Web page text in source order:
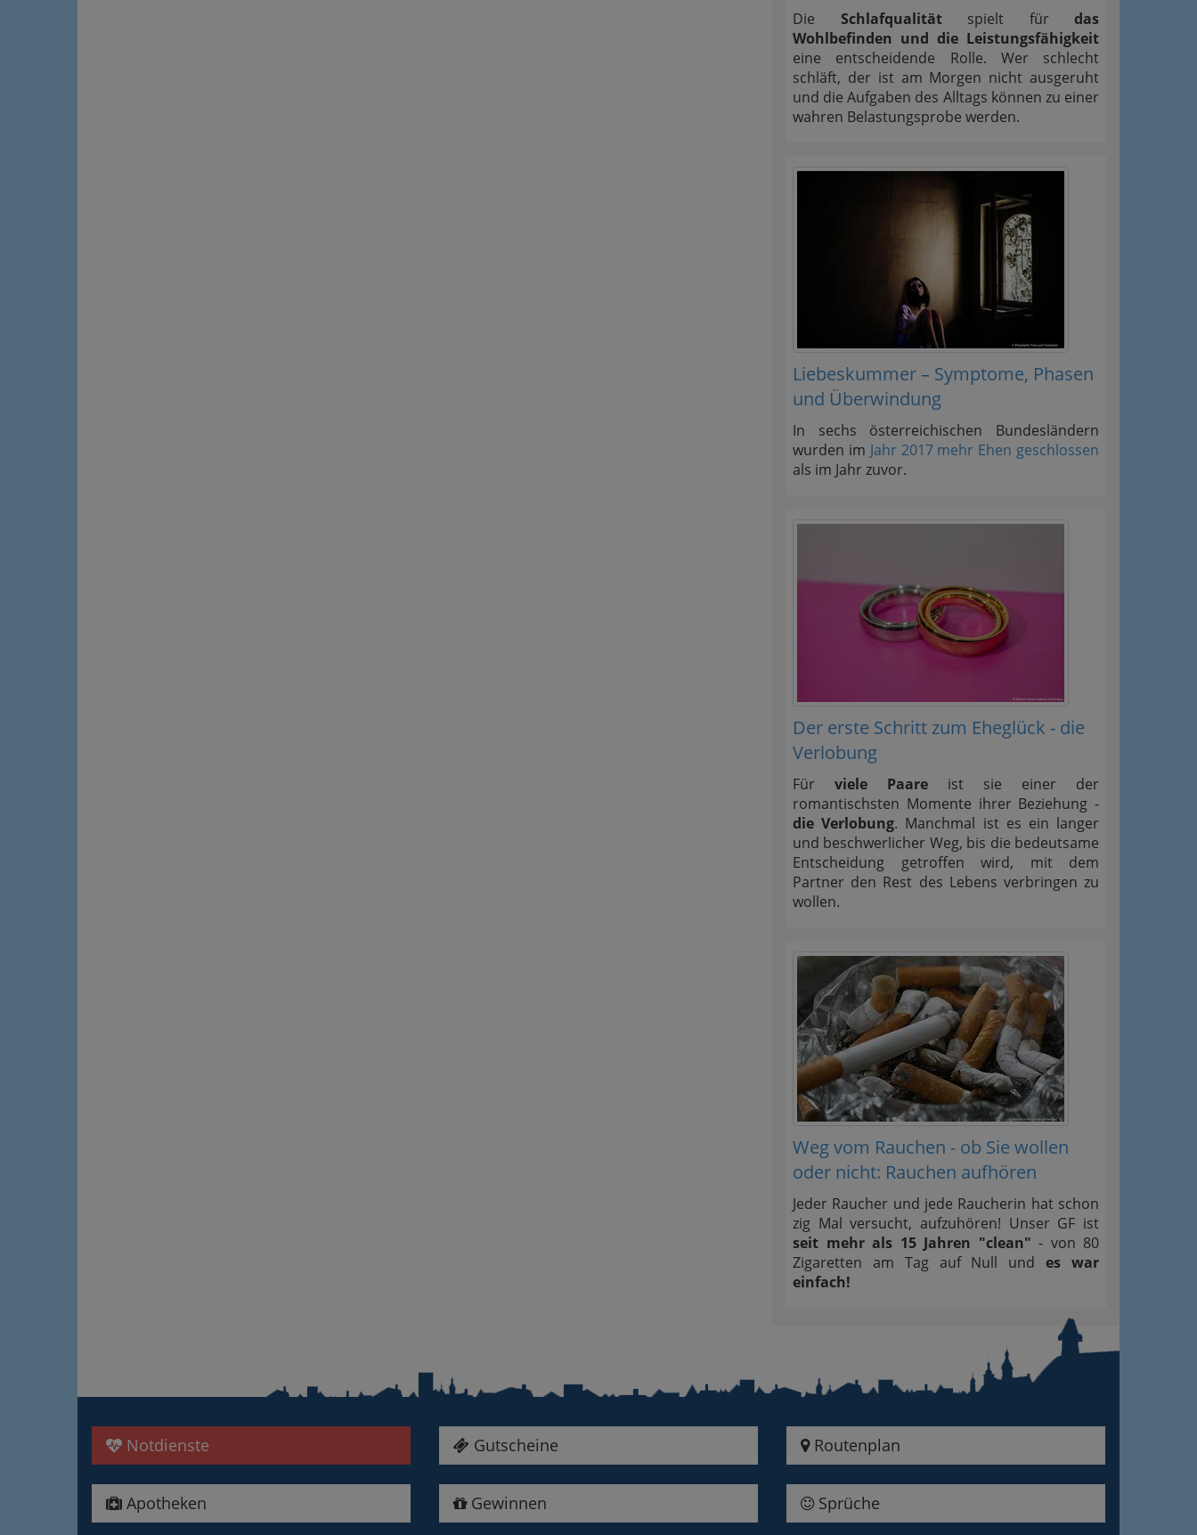
Die Schlafqualitätspielt für das
Wohlbefinden und die Leistungsfähigkeit
eine entscheidende Rolle. Wer schlecht
schläft, der ist am Morgen nicht ausgeruht
und die Aufgaben des Alltags können zu einer
wahren Belastungsprobe werden.
Liebeskummer – Symptome, Phasen
und Überwindung
In sechs österreichischen Bundesländern
wurden im Jahr 2017 mehr Ehen geschlossen
als im Jahr zuvor.
Der erste Schritt zum Eheglück - die
Verlobung
Für viele Paare ist sie einer der
romantischsten Momente ihrer Beziehung -
die Verlobung. Manchmal ist es ein langer
und beschwerlicher Weg, bis die bedeutsame
Entscheidung getroffen wird, mit dem
Partner den Rest des Lebens verbringen zu
wollen.
Weg vom Rauchen - ob Sie wollen
oder nicht: Rauchen aufhören
Jeder Raucher und jede Raucherin hat schon
zig Mal versucht, aufzuhören! Unser GF ist
seit mehr als 15 Jahren "clean" - von 80
Zigaretten am Tag auf Null undes war
einfach!
Notdienste
Apotheken
Gutscheine
Gewinnen
Routenplan
Sprüche